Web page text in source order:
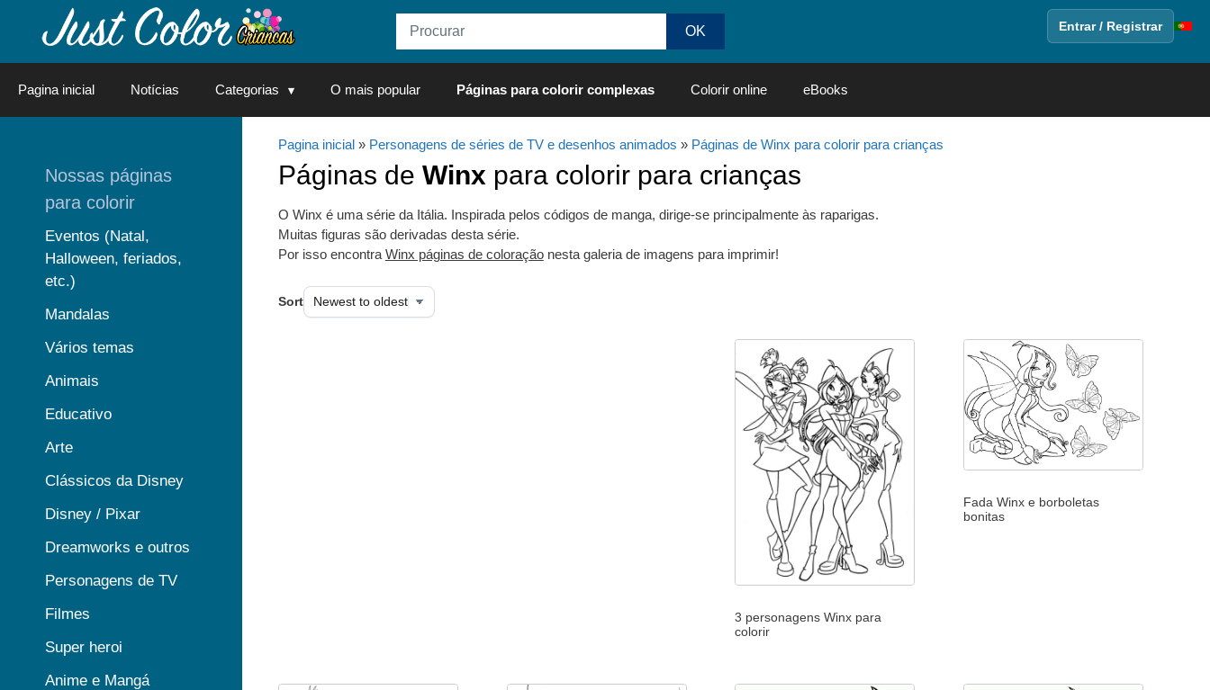
Entrar / Registrar
Pagina inicial Notícias Categorias O mais popular Páginas para colorir complexas Colorir online eBooks
Pagina inicial» Personagens de séries de TV e desenhos animados » Páginas de Winx para colorir para crianças
Páginas de Winx para colorir para crianças
O Winx é uma série da Itália. Inspirada pelos códigos de manga, dirige-se principalmente às raparigas.
Muitas figuras são derivadas desta série.
Por isso encontra Winx páginas de coloraçãonesta galeria de imagens para imprimir!
Sort
3 personagens Winx para
colorir
Fada Winx e borboletas
bonitas
Nossas páginas
para colorir
Eventos (Natal,
Halloween, feriados,
etc.)
Mandalas
Vários temas
Animais
Educativo
Arte
Clássicos da Disney
Disney / Pixar
Dreamworks e outros
Personagens de TV
Filmes
Super heroi
Anime e Mangá